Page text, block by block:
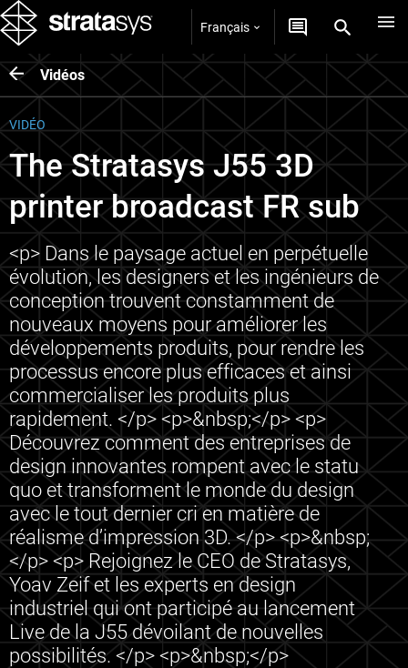
Français
Vidéos
VIDÉO
The Stratasys J55 3D
printer broadcast FR sub
<p> Dans le paysage actuel en perpétuelle
évolution, les designers et les ingénieurs de
conception trouvent constamment de
nouveaux moyens pour améliorer les
développements produits, pour rendre les
processus encore plus efficaces et ainsi
commercialiser les produits plus
rapidement. </p> <p>&nbsp;</p> <p>
Découvrez comment des entreprises de
design innovantes rompent avec le statu
quo et transforment le monde du design
avec le tout dernier cri en matière de
réalisme d’impression 3D. </p> <p>&nbsp;
</p> <p> Rejoignez le CEO de Stratasys,
Yoav Zeif et les experts en design
industriel qui ont participé au lancement
Live de la J55 dévoilant de nouvelles
possibilités. </p> <p>&nbsp;</p>